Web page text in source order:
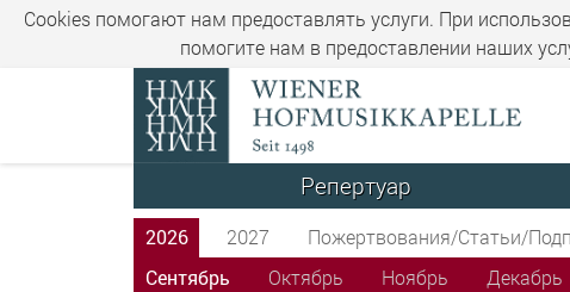
Cookies помогают нам предоставлять услуги. При
помогите нам в предоставлении наших
Репертуар
2026 2027 Пожертвования/Статьи/
Сентябрь
Октябрь Ноябрь Декабрь